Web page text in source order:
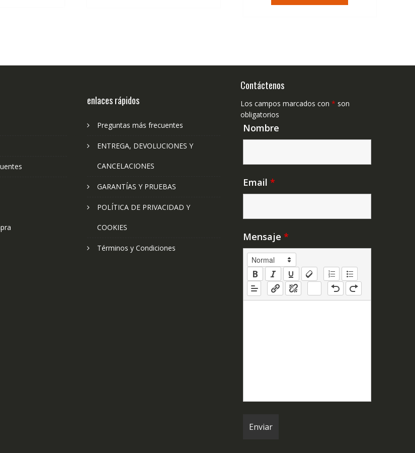
enlaces rápidos
Preguntas más frecuentes
ENTREGA, DEVOLUCIONES Y
CANCELACIONES
GARANTÍAS Y PRUEBAS
POLÍTICA DE PRIVACIDAD Y
COOKIES
Términos y Condiciones
Contáctenos
Los campos marcados con * son
obligatorios
Nombre
Email *
Mensaje *